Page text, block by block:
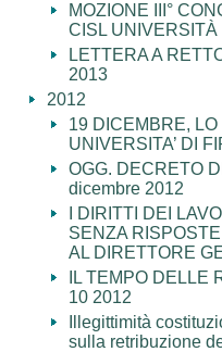
MOZIONE III°
CISL
LETTERA A
2013
2012
19 DICEMBRE,
UNIVERSITA’ DI
OGG. DECRETO
dicembre 2012
I DIRITTI DEI
SENZA
AL DIRETTORE
IL TEMPO DELLE
10 2012
Illegittimità
sulla retribuzione